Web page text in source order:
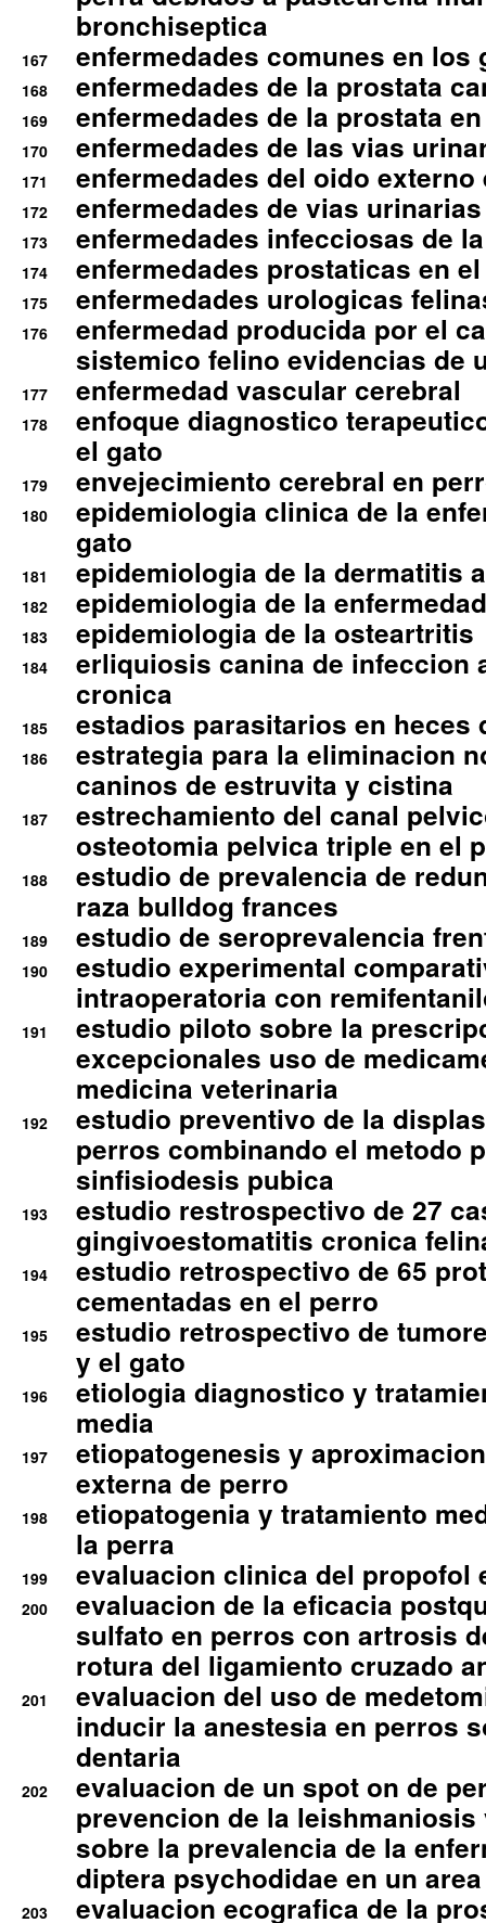
bronchiseptica
167 enfermedades comunes en los
168 enfermedades de la prostata
169 enfermedades de la prostata
170 enfermedades de las vias
171 enfermedades del oido
172 enfermedades de vias
173 enfermedades infecciosas de
174 enfermedades prostaticas en
175 enfermedades urologicas
176
enfermedad producida por el
sistemico felino evidencias de
177 enfermedad vascular cerebral
178
enfoque diagnostico
el gato
179 envejecimiento cerebral en
180
epidemiologia clinica de la
gato
181 epidemiologia de la dermatitis
182 epidemiologia de la
183 epidemiologia de la osteartritis
184
erliquiosis canina de infeccion
cronica
185 estadios parasitarios en heces
186
estrategia para la eliminacion
caninos de estruvita y cistina
187
estrechamiento del canal
osteotomia pelvica triple en el
188
estudio de prevalencia de
raza bulldog frances
189 estudio de seroprevalencia
190
estudio experimental
intraoperatoria con
191
estudio piloto sobre la
excepcionales uso de
medicina veterinaria
192
estudio preventivo de la
perros combinando el metodo
sinfisiodesis pubica
193
estudio restrospectivo de 27
gingivoestomatitis cronica
194
estudio retrospectivo de 65
cementadas en el perro
195
estudio retrospectivo de
y el gato
196
etiologia diagnostico y
media
197
etiopatogenesis y
externa de perro
198
etiopatogenia y tratamiento
la perra
199 evaluacion clinica del propofol
200
evaluacion de la eficacia
sulfato en perros con artrosis
rotura del ligamiento cruzado
201
evaluacion del uso de
inducir la anestesia en perros
dentaria
202
evaluacion de un spot on de
prevencion de la
sobre la prevalencia de la
diptera psychodidae en un
203 evaluacion ecografica de la